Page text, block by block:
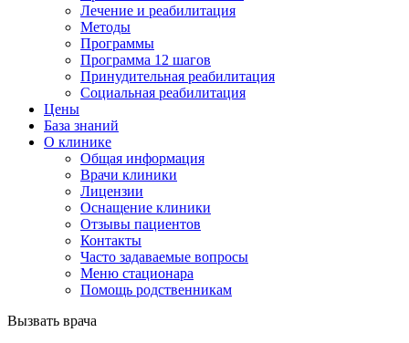
Лечение и реабилитация
Методы
Программы
Программа 12 шагов
Принудительная реабилитация
Социальная реабилитация
Цены
База знаний
О клинике
Общая информация
Врачи клиники
Лицензии
Оснащение клиники
Отзывы пациентов
Контакты
Часто задаваемые вопросы
Меню стационара
Помощь родственникам
Вызвать врача